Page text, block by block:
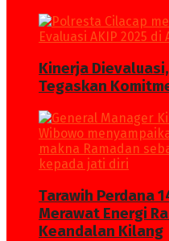
Kinerja
Tegaskan
Tarawih Perdana
Merawat Energi
Keandalan Kilang